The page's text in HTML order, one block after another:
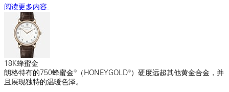
阅读更多内容
18K蜂蜜金
朗格特有的750蜂蜜金®（HONEYGOLD®）硬度远超其他黄金合金，并
且展现独特的温暖色泽。